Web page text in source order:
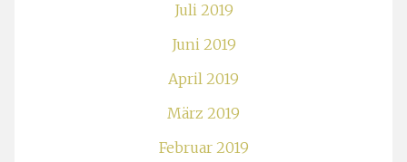
Juli 2019
Juni 2019
April 2019
März 2019
Februar 2019